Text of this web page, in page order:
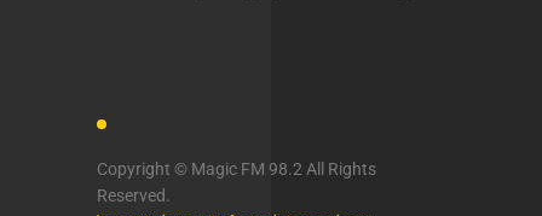
Copyright © Magic FM 98.2 All Rights
Reserved.